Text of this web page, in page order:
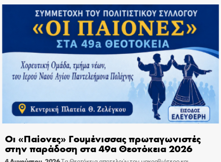
Οι «Παίονες» Γουμένισσας πρωταγωνιστές
στην παράδοση στα 49α Θεοτόκεια 2026